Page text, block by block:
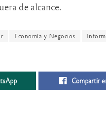
de alcance.
Economía y Negocios
Compartir